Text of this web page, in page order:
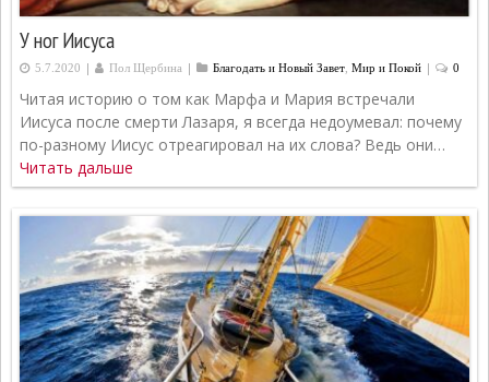
У ног Иисуса
5.7.2020 | Пол Щербина | Благодать и Новый Завет Мир и Покой | 0
Читая историю о том как Марфа и Мария встречали
Иисуса после смерти Лазаря, я всегда недоумевал: почему
по-разному Иисус отреагировал на их слова? Ведь они…
Читать дальше